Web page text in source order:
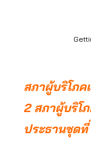
สภาผู้บริโภค
2 สภาผู้บริโ
ประธานชุด